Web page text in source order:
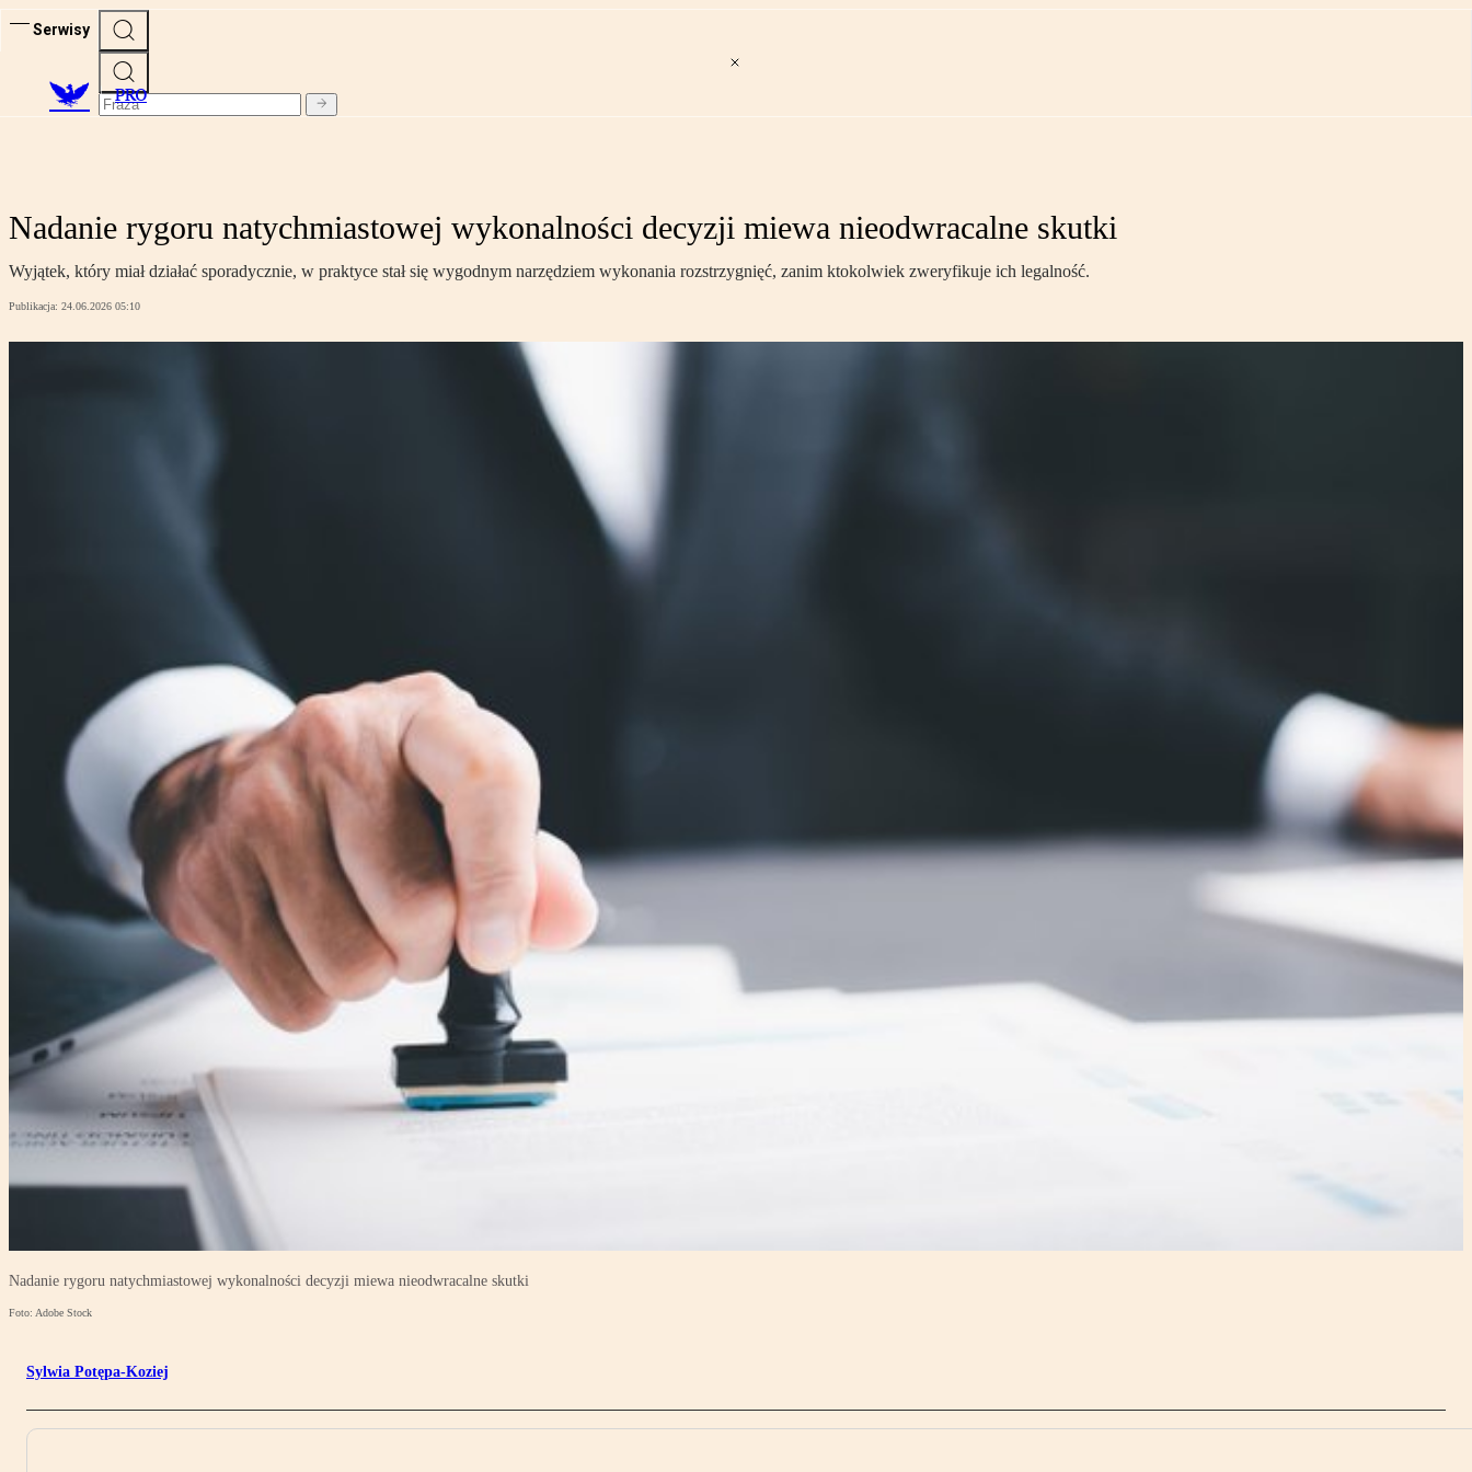
Serwisy
PRO
Nadanie rygoru natychmiastowej wykonalności decyzji miewa nieodwracalne skutki
Wyjątek, który miał działać sporadycznie, w praktyce stał się wygodnym narzędziem wykonania rozstrzygnięć, zanim ktokolwiek zweryfikuje ich legalność.
Publikacja: 24.06.2026 05:10
Nadanie rygoru natychmiastowej wykonalności decyzji miewa nieodwracalne skutki
Foto: Adobe Stock
Sylwia Potępa-Koziej